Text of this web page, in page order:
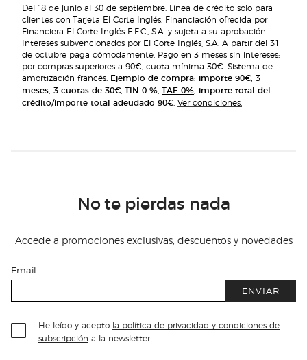
Del 18 de junio al 30 de septiembre. Línea de crédito solo para
clientes con Tarjeta El Corte Inglés. Financiación ofrecida por
Financiera El Corte Inglés E.F.C., S.A. y sujeta a su aprobación.
Intereses subvencionados por El Corte Inglés, S.A. A partir del 31
de octubre paga cómodamente. Pago en 3 meses sin intereses:
por compras superiores a 90€, cuota mínima 30€. Sistema de
amortización francés. Ejemplo de compra: importe 90€, 3
meses, 3 cuotas de 30€, TIN 0 %, TAE 0%, importe total del
crédito/importe total adeudado 90€ Ver condiciones.
No te pierdas nada
Accede a promociones exclusivas, descuentos y novedades
Email
ENVIAR
He leído y acepto la política de privacidad y condiciones de
subscripción a la newsletter